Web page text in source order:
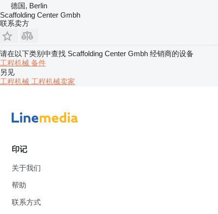
德国, Berlin
Scaffolding Center Gmbh
联系卖方
请在以下类别中查找 Scaffolding Center Gmbh 经销商的设备
工程机械 备件
另见
工程机械 工程机械卖家
印记
关于我们
帮助
联系方式